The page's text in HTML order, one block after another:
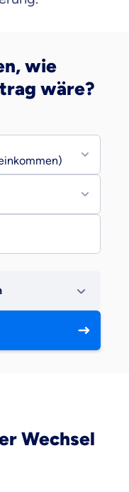
wie
wäre?
deines Beitrags
Wechsel